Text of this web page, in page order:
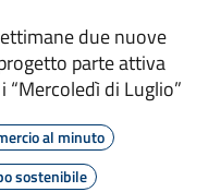
due nuove
parte attiva
“Mercoledì di Luglio”
al minuto
sostenibile